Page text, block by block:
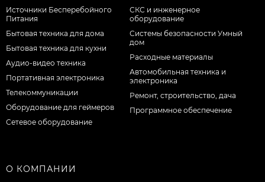
Источники Бесперебойного
Питания
Бытовая техника для дома
Бытовая техника для кухни
Аудио-видео техника
Портативная электроника
Телекоммуникации
Оборудование для геймеров
Сетевое оборудование
СКС и инженерное
оборудование
Системы безопасности Умный
дом
Расходные материалы
Автомобильная техника и
электроника
Ремонт, строительство, дача
Программное обеспечение
О КОМПАНИИ